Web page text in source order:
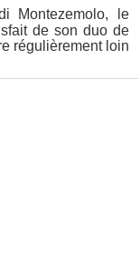
Montezemolo, le
de son duo de
régulièrement loin